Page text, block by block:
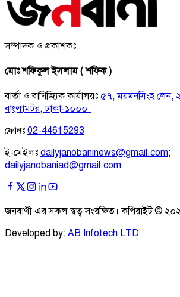
সম্পাদক ও প্রকাশকঃ
মোঃ শফিকুল ইসলাম ( শফিক )
বার্তা ও বাণিজ্যিক কার্যালয়ঃ ৫৭, ময়মনসিংহ লেন,
বাংলামটর, ঢাকা-১০০০।
ফোনঃ 02-44615293
ই-মেইলঃ dailyjanobaninews@gmail.com;
dailyjanobaniad@gmail.com
জনবাণী এর সকল স্বত্ব সংরক্ষিত। কপিরাইট ©
Developed by: AB Infotech LTD